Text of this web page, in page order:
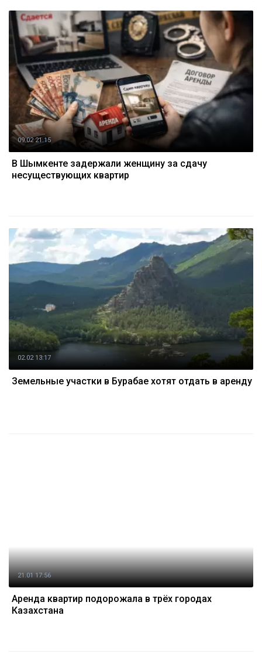
09.02 21:15
В Шымкенте задержали женщину за сдачу
несуществующих квартир
02.02 13:17
Земельные участки в Бурабае хотят отдать в аренду
21.01 17:56
Аренда квартир подорожала в трёх городах
Казахстана